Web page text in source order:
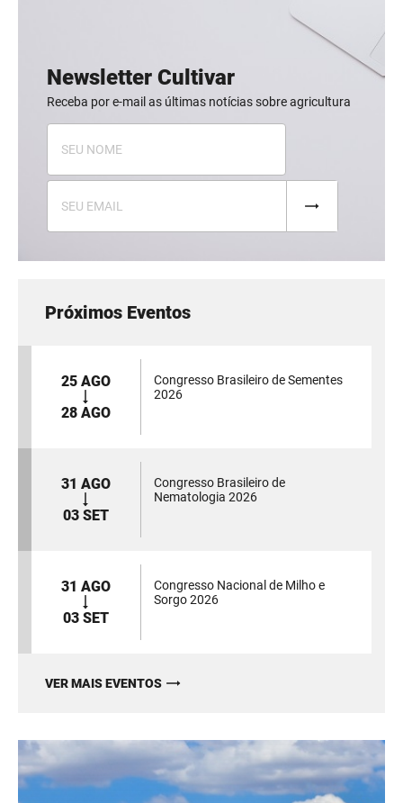
Newsletter Cultivar
Receba por e-mail as últimas notícias sobre agricultura
Próximos Eventos
25 AGO
28 AGO
Congresso Brasileiro de Sementes
2026
31 AGO
03 SET
Congresso Brasileiro de
Nematologia 2026
31 AGO
03 SET
Congresso Nacional de Milho e
Sorgo 2026
VER MAIS EVENTOS